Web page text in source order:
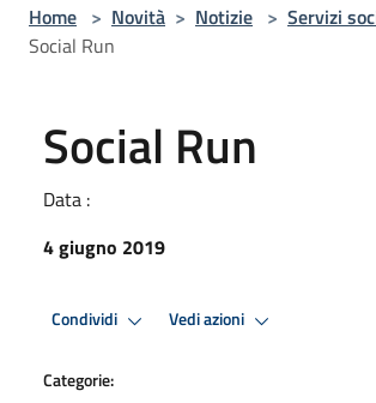
Home > Novità > Notizie > Servizi
Social Run
Social Run
Data :
4 giugno 2019
Condividi Vedi azioni
Categorie: